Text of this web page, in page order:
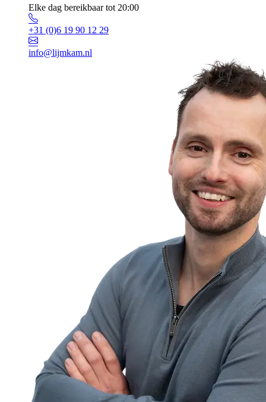
Elke dag bereikbaar tot 20:00
+31 (0)6 19 90 12 29
info@lijmkam.nl